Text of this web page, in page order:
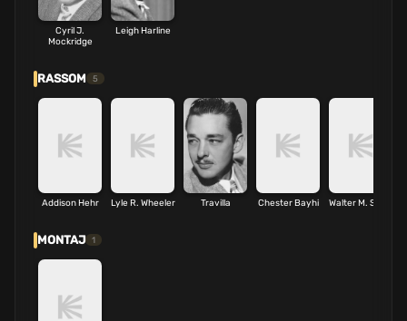
Cyril J.
Mockridge
Leigh Harline
RASSOM 5
Addison Hehr Lyle R. Wheeler Travilla Chester Bayhi Walter M. Scott
MONTAJ 1